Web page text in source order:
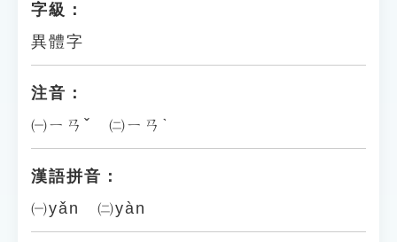
字級：
異體字
注音：
㈠ㄧㄢˇ ㈡ㄧㄢˋ
漢語拼音：
㈠yǎn ㈡yàn